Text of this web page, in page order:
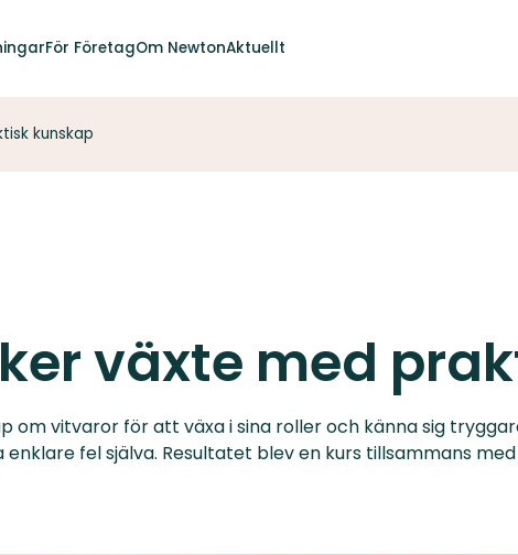
För FöretagOm NewtonAktuellt
kunskap
växte med
vitvaror för att växa i sina roller och känna sig
enklare fel själva. Resultatet blev en kurs tillsammans